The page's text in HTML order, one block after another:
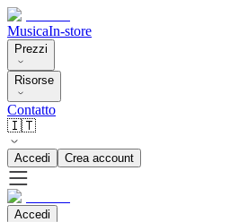
MusicaIn-store
Prezzi
Risorse
Contatto
🇮🇹
Accedi Crea account
Accedi